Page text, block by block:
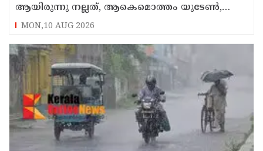
ആയിരുന്നു നല്ലത്, ആകെമൊത്തം യുടേണ്‍,
കോണ്‍ഗ്രസിനകത്തും മുറുമുറുപ്പ്
MON,10 AUG 2026